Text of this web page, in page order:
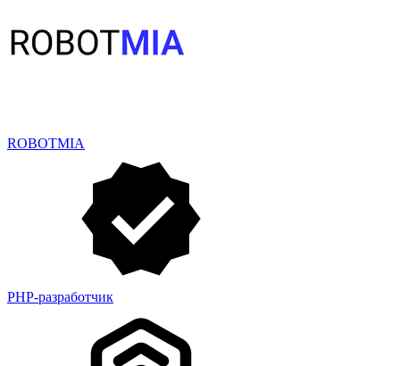
ROBOTMIA
PHP-разработчик